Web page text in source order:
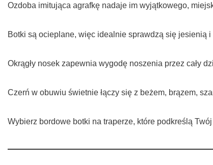
Ozdoba imitująca agrafkę nadaje im wyjątkowego,
Botki są ocieplane, więc idealnie sprawdzą się jesienią i
Okrągły nosek zapewnia wygodę noszenia przez cały
Czerń w obuwiu świetnie łączy się z beżem, brązem,
Wybierz bordowe botki na traperze, które podkreślą